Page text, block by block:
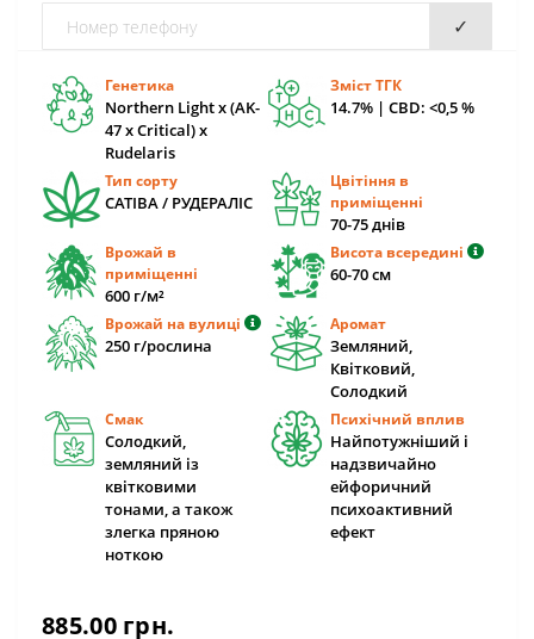
✓
Генетика
Northern Light x (AK-
47 x Critical) x
Rudelaris
Зміст ТГК
14.7% | CBD: <0,5 %
Тип сорту
САТІВА / РУДЕРАЛІС
Цвітіння в
приміщенні
70-75 днів
Врожай в
приміщенні
600 г/м²
Висота всередині
60-70 cм
Врожай на вулиці
250 г/рослина
Аромат
Земляний,
Квітковий,
Солодкий
Смак
Солодкий,
земляний із
квітковими
тонами, а також
злегка пряною
ноткою
Психічний вплив
Найпотужніший і
надзвичайно
ейфоричний
психоактивний
ефект
885.00 грн.